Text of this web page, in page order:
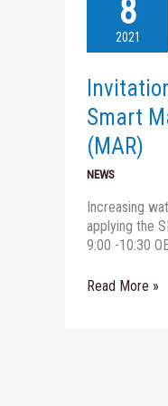
8
2021
Smart
(MAR)
NEWS
Increasing
applying the
9:00 -10:30
Public
Event
Smart
Managed
Aquifer
Systems
(MAR)
Read More »